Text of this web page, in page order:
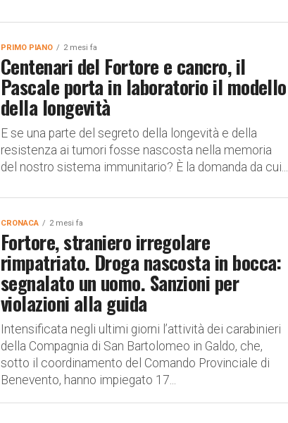
PRIMO PIANO 2 mesi fa
Centenari del Fortore e cancro, il
Pascale porta in laboratorio il modello
della longevità
E se una parte del segreto della longevità e della
resistenza ai tumori fosse nascosta nella memoria
del nostro sistema immunitario? È la domanda da cui...
CRONACA 2 mesi fa
Fortore, straniero irregolare
rimpatriato. Droga nascosta in bocca:
segnalato un uomo. Sanzioni per
violazioni alla guida
Intensificata negli ultimi giorni l’attività dei carabinieri
della Compagnia di San Bartolomeo in Galdo, che,
sotto il coordinamento del Comando Provinciale di
Benevento, hanno impiegato 17...